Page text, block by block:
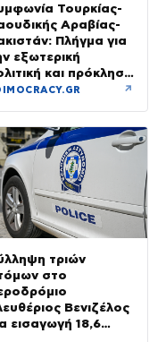
Τουρκίας-
Αραβίας-
Πλήγμα για
εξωτερική
και πρόκληση
την Αθήνα, λέει η
↗
τριών
στο
Βενιζέλος
εισαγωγή 18,6